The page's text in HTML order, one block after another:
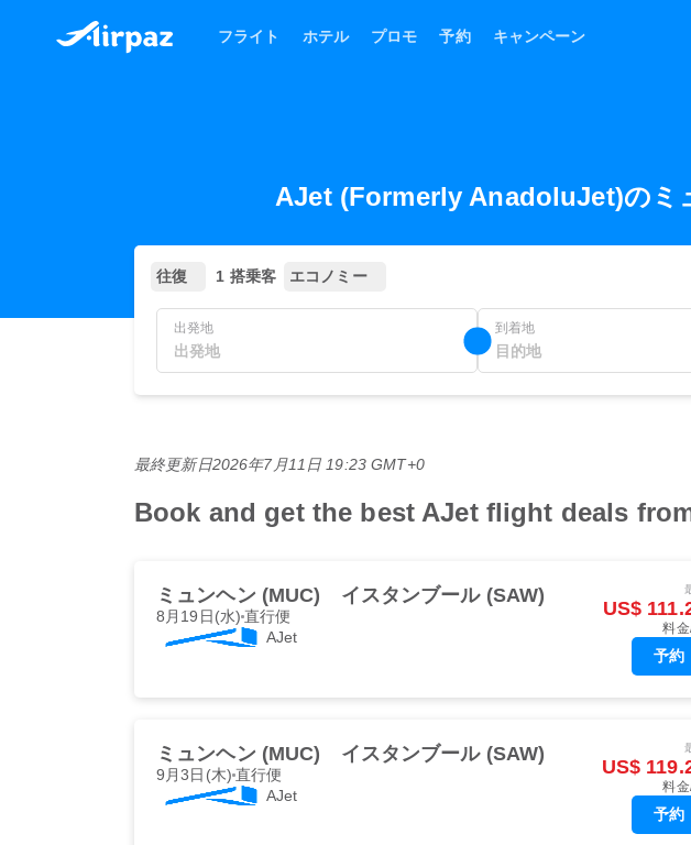
フライト ホテル プロモ 予約 キャンペーン
AJet (Formerly AnadoluJet)のミ
往復 1 搭乗客 エコノミー
出発地 到着地
最終更新日2026年7月11日 19:23 GMT+0
Book and get the best AJet flight deals
ミュンヘン (MUC) イスタンブール (SAW)
8月19日(水)直行便
AJet
US$
料金
予約
ミュンヘン (MUC) イスタンブール (SAW)
9月3日(木) 直行便
AJet
US$
料金
予約